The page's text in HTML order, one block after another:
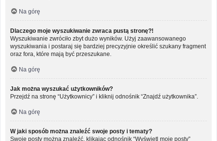
Na górę
Dlaczego moje wyszukiwanie zwraca pustą stronę?!
Wyszukiwanie zwróciło zbyt dużo wyników. Użyj zaawansowanego
wyszukiwania i postaraj się bardziej precyzyjnie określić szukany fragment
oraz fora, które mają być przeszukane.
Na górę
Jak można wyszukać użytkowników?
Przejdź na stronę “Użytkownicy” i kliknij odnośnik “Znajdź użytkownika”.
Na górę
W jaki sposób można znaleźć swoje posty i tematy?
Swoje posty można znaleźć, klikając odnośnik “Wyświetl moje posty”